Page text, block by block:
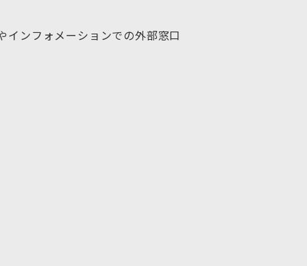
インフォメーションでの外部窓口